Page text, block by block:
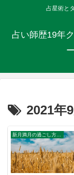
占星術と
占い師歴19年
2021年9